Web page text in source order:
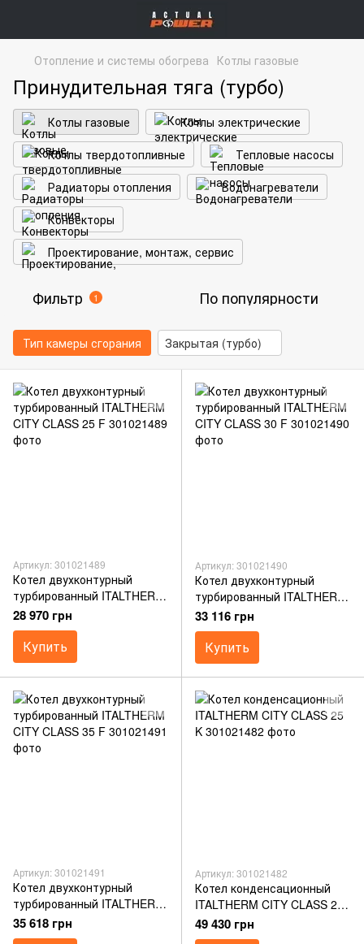
Отопление и системы обогрева Котлы газовые
Принудительная тяга (турбо)
Котлы газовые
Котлы электрические
Котлы твердотопливные
Тепловые насосы
Радиаторы отопления
Водонагреватели
Конвекторы
Проектирование, монтаж, сервис
Фильтр 1 По популярности
Тип камеры сгорания Закрытая (турбо)
Артикул: 301021489
Котел двухконтурный
турбированный ITALTHERM
CITY CLASS 25 F
28 970 грн
Купить
Артикул: 301021490
Котел двухконтурный
турбированный ITALTHERM
CITY CLASS 30 F
33 116 грн
Купить
Артикул: 301021491
Котел двухконтурный
турбированный ITALTHERM
CITY CLASS 35 F
35 618 грн
Артикул: 301021482
Котел конденсационный
ITALTHERM CITY CLASS 25
K
49 430 грн